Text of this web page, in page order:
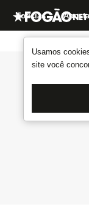
Usamos
site você
Notícias